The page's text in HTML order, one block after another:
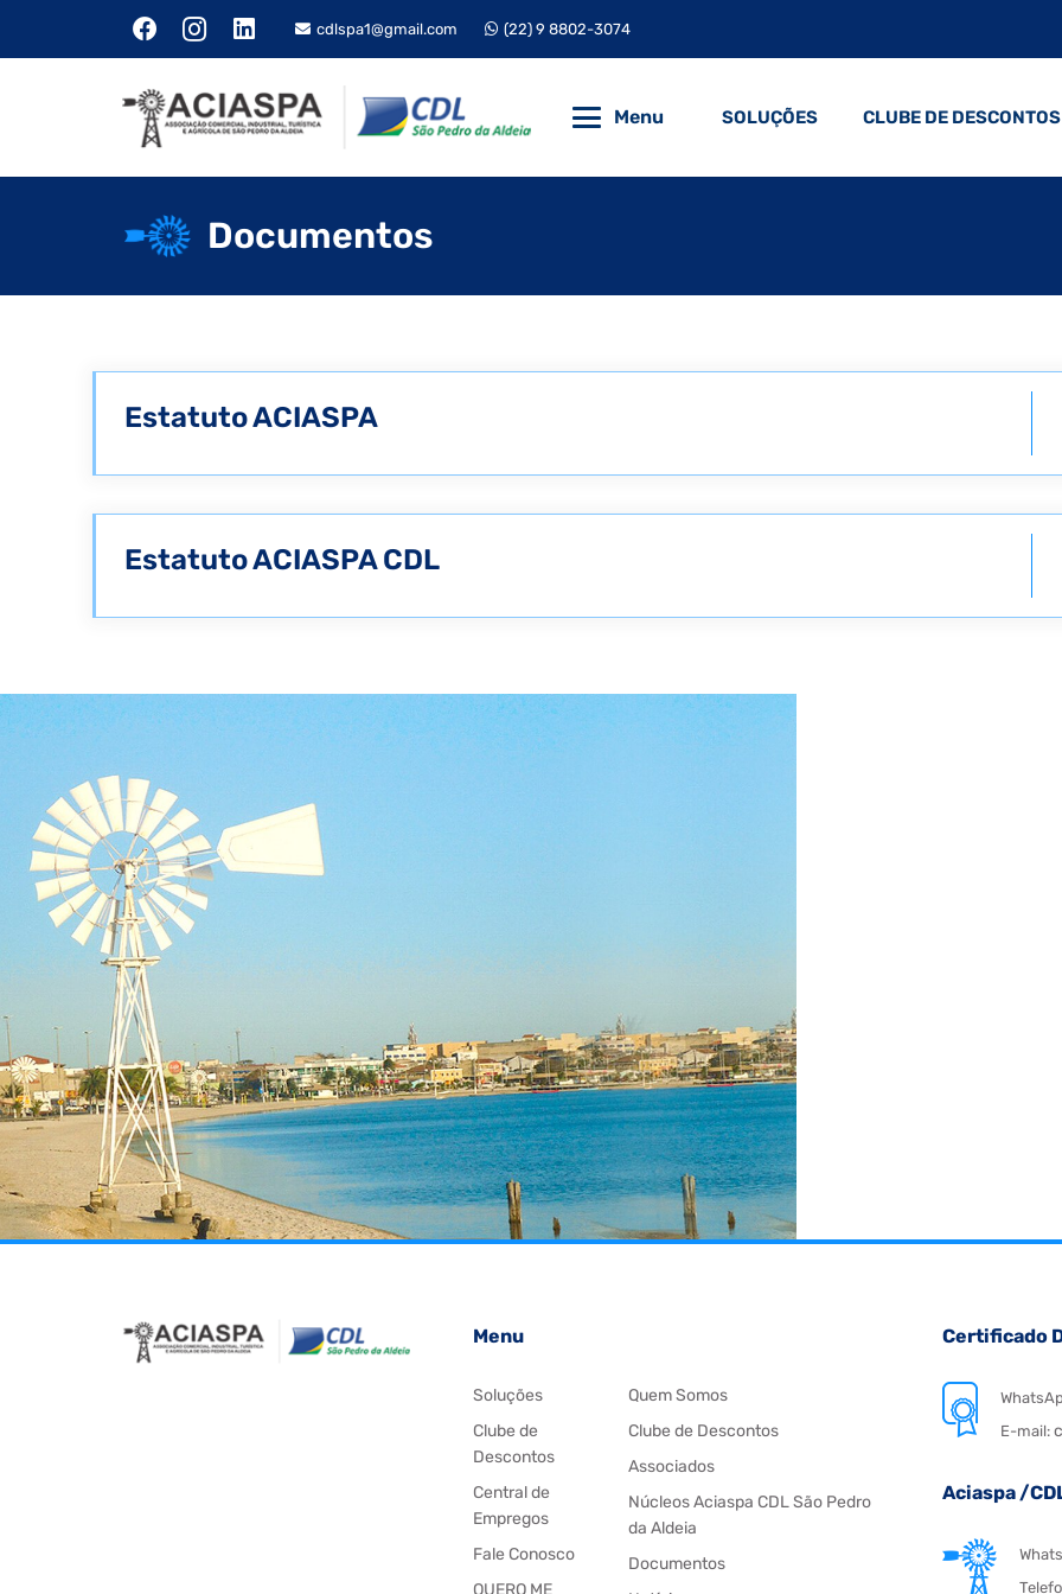
cdlspa1@gmail.com (22) 9 8802-3074
Menu SOLUÇÕES CLUBE DE DESCONTOS
Documentos
Estatuto ACIASPA
Estatuto ACIASPA CDL
Menu
Soluções
Clube de
Descontos
Central de
Empregos
Fale Conosco
Quem Somos
Clube de Descontos
Associados
Núcleos Aciaspa CDL São Pedro
da Aldeia
Documentos
Certificado
E-mail:
Aciaspa /